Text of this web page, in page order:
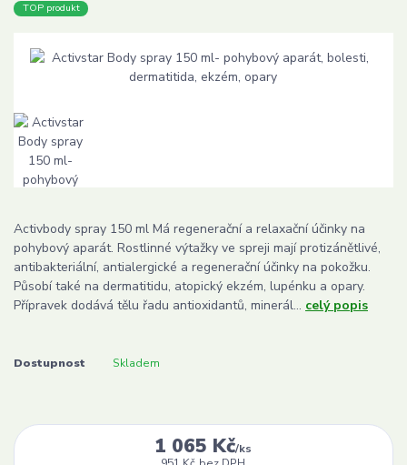
TOP produkt
Activbody spray 150 ml Má regenerační a relaxační účinky na
pohybový aparát. Rostlinné výtažky ve spreji mají protizánětlivé,
antibakteriální, antialergické a regenerační účinky na pokožku.
Působí také na dermatitidu, atopický ekzém, lupénku a opary.
Přípravek dodává tělu řadu antioxidantů, minerál... celý popis
Dostupnost Skladem
1 065 Kč/ks